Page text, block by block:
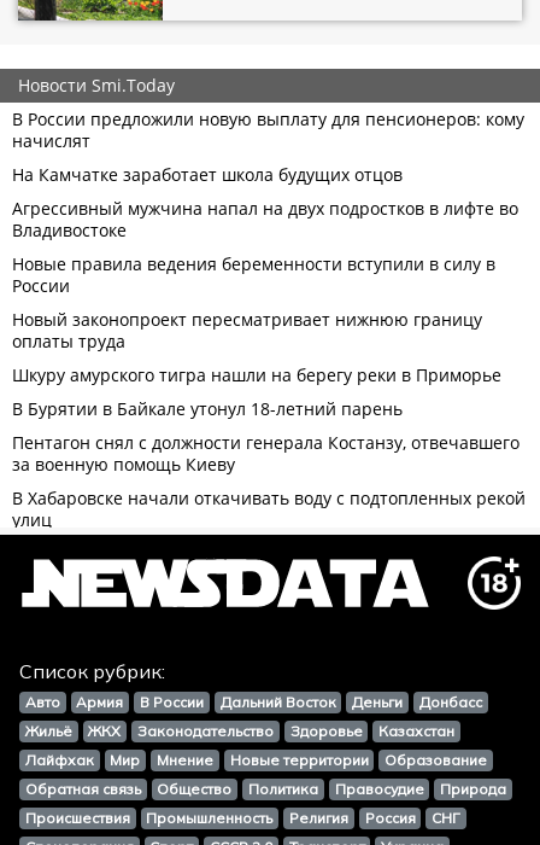
Список рубрик:
Авто Армия В России Дальний Восток Деньги
Донбасс
Жильё
ЖКХ Законодательство Здоровье
Казахстан
Лайфхак
Мир Мнение Новые территории
Образование
Обратная связь
Общество Политика Правосудие
Природа
Происшествия
Промышленность Религия Россия
СНГ